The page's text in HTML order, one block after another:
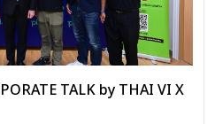
TALK by THAI VI X